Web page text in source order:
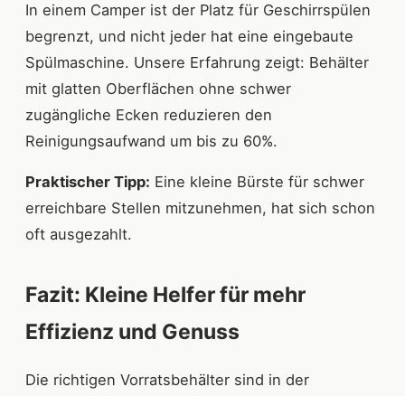
In einem Camper ist der Platz für Geschirrspülen
begrenzt, und nicht jeder hat eine eingebaute
Spülmaschine. Unsere Erfahrung zeigt: Behälter
mit glatten Oberflächen ohne schwer
zugängliche Ecken reduzieren den
Reinigungsaufwand um bis zu 60%.
Praktischer Tipp: Eine kleine Bürste für schwer
erreichbare Stellen mitzunehmen, hat sich schon
oft ausgezahlt.
Fazit: Kleine Helfer für mehr
Effizienz und Genuss
Die richtigen Vorratsbehälter sind in der